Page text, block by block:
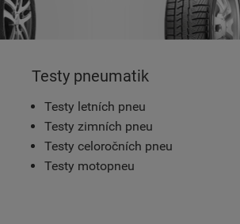
Testy pneumatik
Testy letních pneu
Testy zimních pneu
Testy celoročních pneu
Testy motopneu